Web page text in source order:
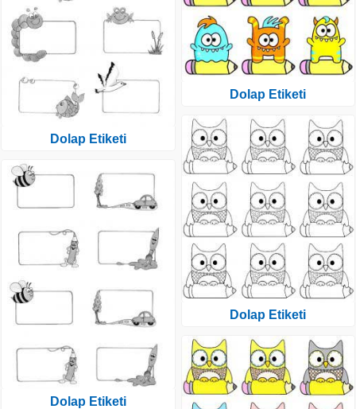
Dolap Etiketi
Dolap Etiketi
Dolap Etiketi
Dolap Etiketi